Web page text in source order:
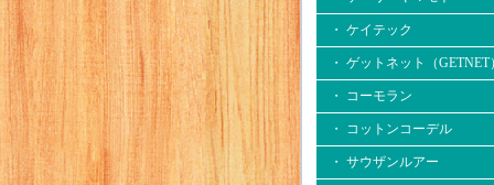
・ ケイテック
・ ゲットネット（GETNET
・ コーモラン
・ コットンコーデル
・ サウザンルアー